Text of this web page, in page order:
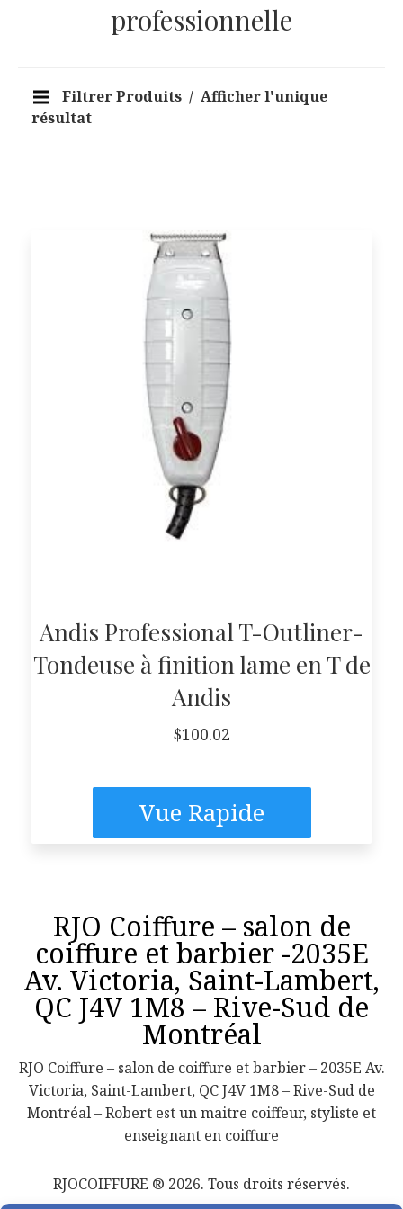
professionnelle
Filtrer Produits
Afficher l'unique
résultat
Andis Professional T-Outliner-
Tondeuse à finition lame en T de
Andis
$100.02
Vue Rapide
RJO Coiffure – salon de
coiffure et barbier -2035E
Av. Victoria, Saint-Lambert,
QC J4V 1M8 – Rive-Sud de
Montréal
RJO Coiffure – salon de coiffure et barbier – 2035E Av.
Victoria, Saint-Lambert, QC J4V 1M8 – Rive-Sud de
Montréal – Robert est un maitre coiffeur, styliste et
enseignant en coiffure
RJOCOIFFURE ® 2026. Tous droits réservés.